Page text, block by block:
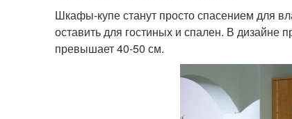
Шкафы-купе станут просто спасением для
оставить для гостиных и спален. В дизайне
превышает 40-50 см.